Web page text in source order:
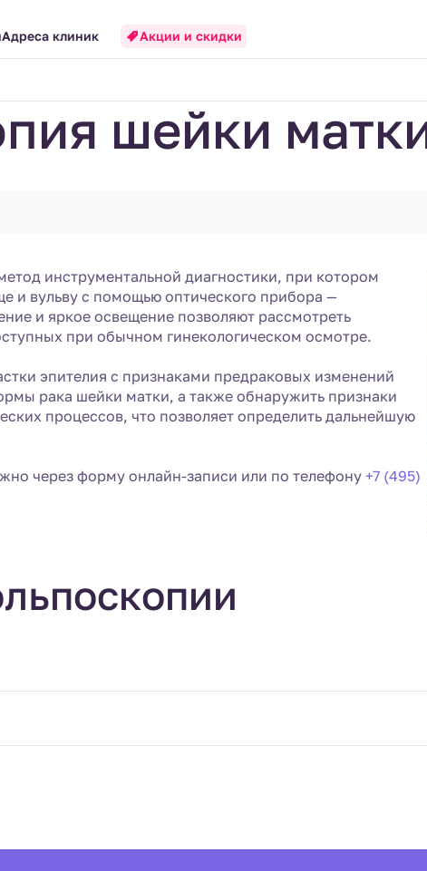
Адреса клиник Акции и скидки
шейки
инструментальной диагностики, при котором
и вульву с помощью оптического прибора —
и яркое освещение позволяют рассмотреть
при обычном гинекологическом осмотре.
эпителия с признаками предраковых изменений
рака шейки матки, а также обнаружить признаки
процессов, что позволяет определить дальнейшую
через форму онлайн-записи или по телефону +7 (495)